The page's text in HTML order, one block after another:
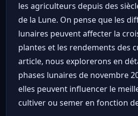
les agriculteurs depuis des
de la Lune. On pense que les
lunaires peuvent affecter la
plantes et les rendements des
article, nous explorerons en
phases lunaires de novembre
elles peuvent influencer le
cultiver ou semer en fonction